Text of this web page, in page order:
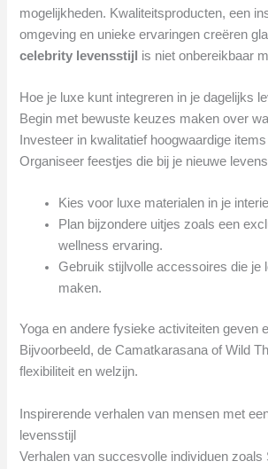
mogelijkheden. Kwaliteitsproducten, een
omgeving en unieke ervaringen creëren
celebrity levensstijl
is niet onbereikbaar
Hoe je luxe kunt integreren in je dagelijks
Begin met bewuste keuzes maken over
Investeer in kwalitatief hoogwaardige
Organiseer feestjes die bij je nieuwe
Kies voor luxe materialen in je
Plan bijzondere uitjes zoals een
wellness ervaring.
Gebruik stijlvolle accessoires die je
maken.
Yoga en andere fysieke activiteiten geven
Bijvoorbeeld, de Camatkarasana of Wild
flexibiliteit en welzijn.
Inspirerende verhalen van mensen met
levensstijl
Verhalen van succesvolle individuen zoals